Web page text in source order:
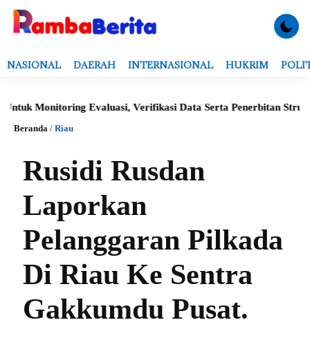
NASIONAL DAERAH INTERNASIONAL HUKRIM
Evaluasi, Verifikasi Data Serta Penerbitan Struktur
Beranda / Riau
Rusidi Rusdan
Laporkan
Pelanggaran Pilkada
Di Riau Ke Sentra
Gakkumdu Pusat.